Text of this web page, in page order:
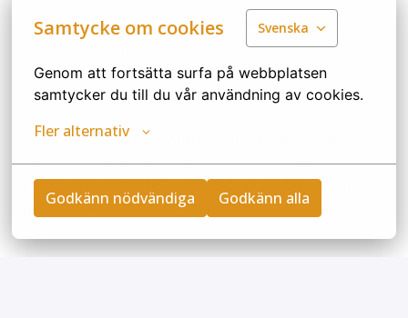
Samtycke om cookies Svenska
Genom att fortsätta surfa på webbplatsen
samtycker du till du vår användning av cookies.
Fler alternativ
Godkänn nödvändiga Godkänn alla
Handwerkliches Geschick und mechanisches
Gute Teamfähigkeit
Interesse geweckt? Dann freuen wir uns auf deine
digitale Bewerbung – am besten direkt über unser
Karriereportal. Bitte beachte, dass wir Bewerbungen
per Post leider nicht berücksichtigen können.